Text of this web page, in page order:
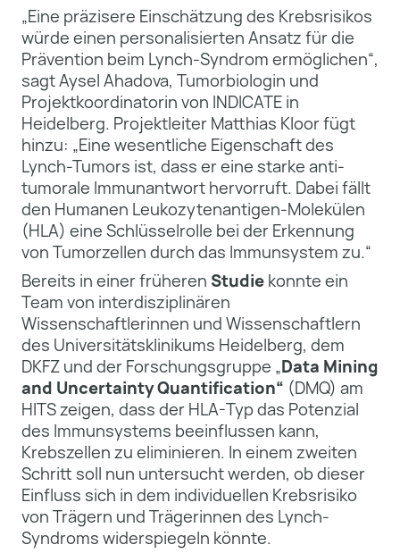
„Eine präzisere Einschätzung des Krebsrisikos
würde einen personalisierten Ansatz für die
Prävention beim Lynch-Syndrom ermöglichen“,
sagt Aysel Ahadova, Tumorbiologin und
Projektkoordinatorin von INDICATE in
Heidelberg. Projektleiter Matthias Kloor fügt
hinzu: „Eine wesentliche Eigenschaft des
Lynch-Tumors ist, dass er eine starke anti-
tumorale Immunantwort hervorruft. Dabei fällt
den Humanen Leukozytenantigen-Molekülen
(HLA) eine Schlüsselrolle bei der Erkennung
von Tumorzellen durch das Immunsystem zu.“
Bereits in einer früheren Studiekonnte ein
Team von interdisziplinären
Wissenschaftlerinnen und Wissenschaftlern
des Universitätsklinikums Heidelberg, dem
DKFZ und der Forschungsgruppe „Data Mining
and Uncertainty Quantification“ (DMQ) am
HITS zeigen, dass der HLA-Typ das Potenzial
des Immunsystems beeinflussen kann,
Krebszellen zu eliminieren. In einem zweiten
Schritt soll nun untersucht werden, ob dieser
Einfluss sich in dem individuellen Krebsrisiko
von Trägern und Trägerinnen des Lynch-
Syndroms widerspiegeln könnte.